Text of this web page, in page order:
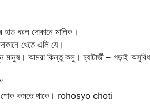
ধরল দোকানে মালিক।
খেতে এলি যে।
আমরা কিন্তু কলু। চ্যাটার্জী – গড়াই
শোক কমতে থাকে। rohosyo choti